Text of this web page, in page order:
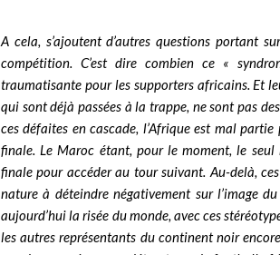
A cela, s’ajoutent d’autres questions portant
compétition. C’est dire combien ce «
traumatisante pour les supporters africains. Et
qui sont déjà passées à la trappe, ne sont pas
ces défaites en cascade, l’Afrique est mal
finale. Le Maroc étant, pour le moment, le
finale pour accéder au tour suivant. Au-delà,
nature à déteindre négativement sur l’image
aujourd’hui la risée du monde, avec ces
les autres représentants du continent noir